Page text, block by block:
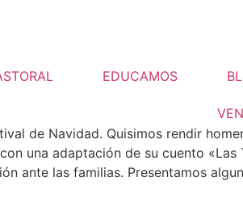
EDUCAMOS
de Navidad. Quisimos rendir
una adaptación de su cuento «Las
ante las familias. Presentamos